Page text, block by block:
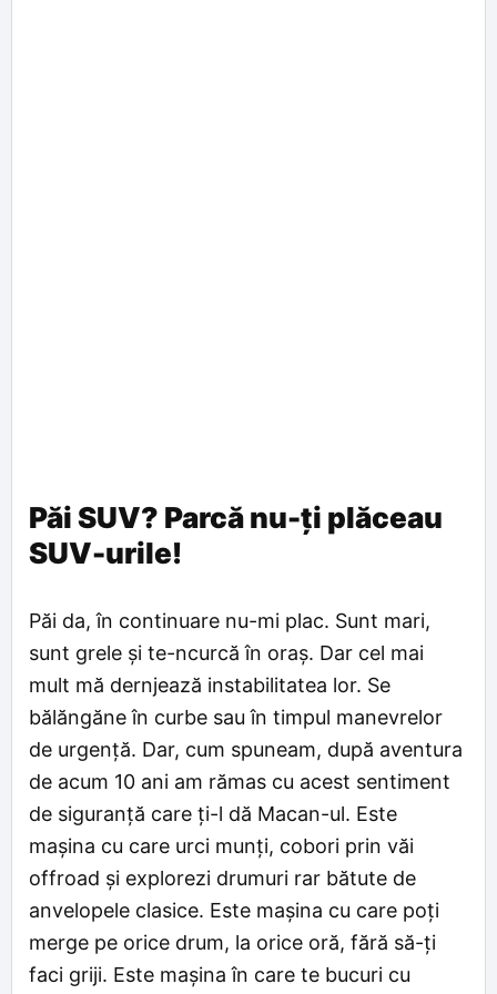
Păi SUV? Parcă nu-ți plăceau
SUV-urile!
Păi da, în continuare nu-mi plac. Sunt mari,
sunt grele și te-ncurcă în oraș. Dar cel mai
mult mă dernjează instabilitatea lor. Se
bălăngăne în curbe sau în timpul manevrelor
de urgență. Dar, cum spuneam, după aventura
de acum 10 ani am rămas cu acest sentiment
de siguranță care ți-l dă Macan-ul. Este
mașina cu care urci munți, cobori prin văi
offroad și explorezi drumuri rar bătute de
anvelopele clasice. Este mașina cu care poți
merge pe orice drum, la orice oră, fără să-ți
faci griji. Este mașina în care te bucuri cu